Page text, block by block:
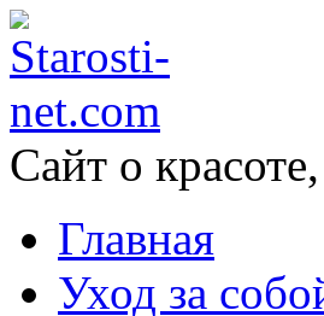
Сайт о
Главная
Уход за